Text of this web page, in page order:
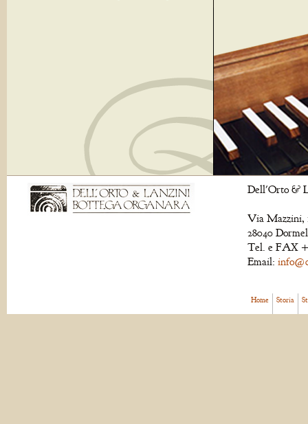
Dell'Orto &
Via Mazzini,
28040
Tel. e FAX
Email:
Home Storia